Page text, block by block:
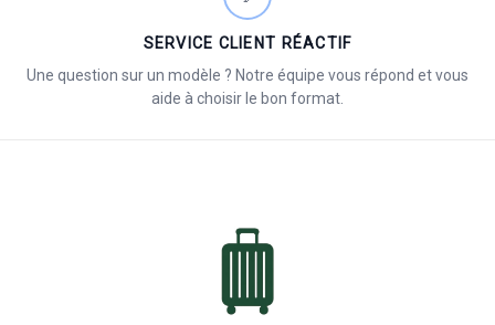
SERVICE CLIENT RÉACTIF
Une question sur un modèle ? Notre équipe vous répond et vous
aide à choisir le bon format.